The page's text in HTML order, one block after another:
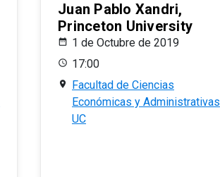
Juan Pablo Xandri,
Princeton University
1 de Octubre de 2019
17:00
Facultad de Ciencias
Económicas y Administrativas
UC